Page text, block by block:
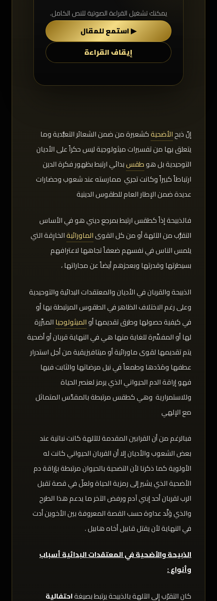
يمكنك تشغيل القراءة الصوتية للنص الكامل.
▶ استمع للمقال
إيقاف القراءة
إنّ ذبحالأضحيةكشعيرة من ضمن الشعائر التعبُّدية وما
يتعلق بها من تفسيرات ميثولوجية ليس حكراً على الأديان
التوحيدية بل هوطقسبدائي ارتبط بظهور فكرة الدين
ارتباطاً كبيراً وكانت تجري ممارسته عند شعوب وحضارات
عديدة ضمن الإطار العام للطقوس الدينية
فالذبيحة إذاً كطقس ارتبط بمرجع ديني هو في الأساس
التقرُّب من الآلهة أو من كل القوىالماورائيةالخارِقة التي
يلمس الناس في نفسهم ضعفاً تجاهها لاعترافهم
بسيطرتها وقدرتها وبعجزهم أيضاً عن مجاراتها ،
الذبيحة والقربان في الأديان والمعتقدات البدائية والتوحيدية
وعلى رغم الاختلاف الظاهر في الطقوس المرتبطة بها أو
في كيفية حصولها وطرق تقديمها أوالميثولوجياالمبرِّرة
لها أو المفسِّرة للغاية منها هي في النهاية قربان أو أضحية
يتم تقديمها لقوى ماورائية أو ميتافيزيقية من أجل استدرار
عطفها ومَدَدها وطمعاً في نيل مرضاتها والثابت فيها
فهو إراقة الدم الحيواني الذي يرمز لعنصر الحياة
وللاستمرارية وهي كطقس مرتبطة بالمقدَّس المتماثل
مع الإلهي
فبالرغم من أن القرابين المقدمة للآلهة كانت نباتية عند
بعض الشعوب والأديان إلا أن القربان الحيواني كانت له
الأولوية كما ذكرنا لأن التضحية بالحيوان مرتبطة بإراقة دم
الأضحية الذي يشير إلى رمزية الحياة ولعلّ في قصة تقبل
الرب لقربان أحد إبني آدم ورفض الآخر ما يدعم هذا الطرح
والذي وَلَّد عداوة حسب القصة المعروفة بين الأخوين أدت
في النهاية لأن يقتل قابيل أخاه هابيل .
الذبيحة والأضحية في المعتقدات البدائية أسباب
وأنواع :
كان التقرّب إلى الآلهة بالذبيحة يرتبط بصيغةاحتفالية